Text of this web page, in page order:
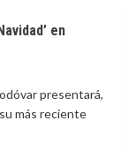
en
presentará,
más reciente